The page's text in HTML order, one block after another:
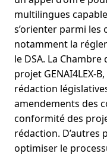
multilingues
s’orienter parmi les
notamment la
le DSA. La
projet GENAI4LEX-
rédaction
amendements des
conformité des
rédaction. D’autres
optimiser le